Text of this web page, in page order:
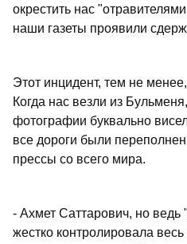
окрестить нас
наши газеты проявили
Этот инцидент, тем не
Когда нас везли из
фотографии буквально
все дороги были
прессы со всего мира.
- Ахмет Саттарович, но ведь
жестко контролировала весь